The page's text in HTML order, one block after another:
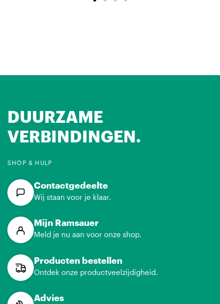
DUURZAME
VERBINDINGEN.
SHOP & HULP
Contactgedeelte
Wij staan voor je klaar.
Mijn Ramsauer
Meld je nu aan voor onze shop.
Producten bestellen
Ontdek onze productveelzijdigheid.
Advies